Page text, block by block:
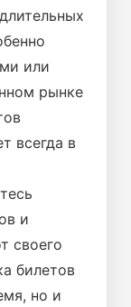
или
рынке
всегда в
и
своего
билетов
но и